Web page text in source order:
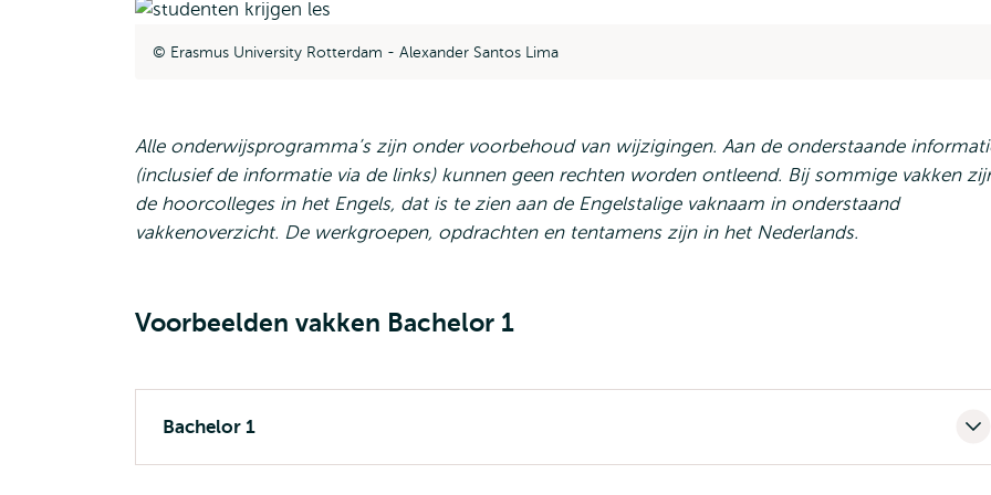
Erasmus University Rotterdam - Alexander Santos Lima
Alle onderwijsprogramma’s zijn onder voorbehoud van wijzigingen. Aan de onderstaande
(inclusief de informatie via de links) kunnen geen rechten worden ontleend. Bij sommige vakken
de hoorcolleges in het Engels, dat is te zien aan de Engelstalige vaknaam in onderstaand
vakkenoverzicht. De werkgroepen, opdrachten en tentamens zijn in het Nederlands.
Voorbeelden vakken Bachelor 1
Bachelor 1